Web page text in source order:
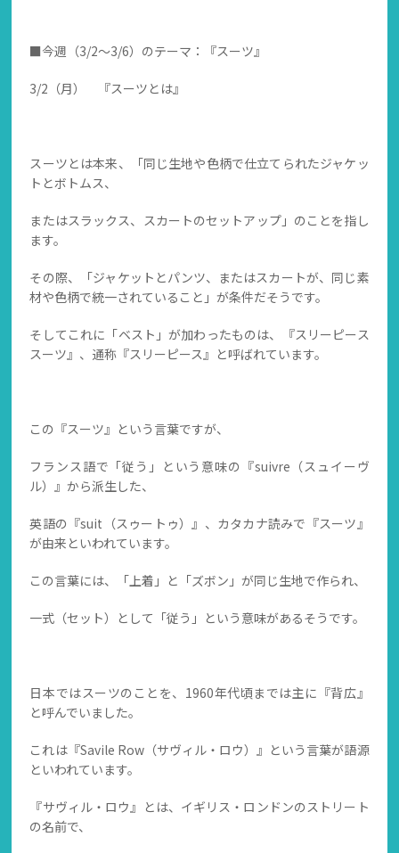
■今週（3/2～3/6）のテーマ：『スーツ』
3/2（月） 『スーツとは』
スーツとは本来、「同じ生地や色柄で仕立てられたジャケッ
トとボトムス、
またはスラックス、スカートのセットアップ」のことを指し
ます。
その際、「ジャケットとパンツ、またはスカートが、同じ素
材や色柄で統一されていること」が条件だそうです。
そしてこれに「ベスト」が加わったものは、『スリーピース
スーツ』、通称『スリーピース』と呼ばれています。
この『スーツ』という言葉ですが、
フランス語で「従う」という意味の『suivre（スュイーヴ
ル）』から派生した、
英語の『suit（スゥートゥ）』、カタカナ読みで『スーツ』
が由来といわれています。
この言葉には、「上着」と「ズボン」が同じ生地で作られ、
一式（セット）として「従う」という意味があるそうです。
日本ではスーツのことを、1960年代頃までは主に『背広』
と呼んでいました。
これは『Savile Row（サヴィル・ロウ）』という言葉が語源
といわれています。
『サヴィル・ロウ』とは、イギリス・ロンドンのストリート
の名前で、